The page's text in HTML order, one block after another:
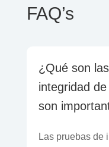
FAQ’s
¿Qué son
integridad
son
Las pruebas de